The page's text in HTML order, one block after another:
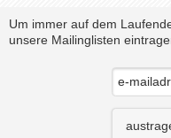
Um immer auf dem
unsere Mailinglisten